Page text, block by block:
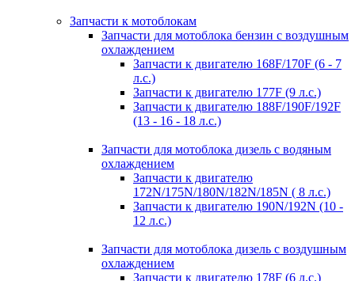
Запчасти к мотоблокам
Запчасти для мотоблока бензин с воздушным
охлаждением
Запчасти к двигателю 168F/170F (6 - 7
л.с.)
Запчасти к двигателю 177F (9 л.с.)
Запчасти к двигателю 188F/190F/192F
(13 - 16 - 18 л.с.)
Запчасти для мотоблока дизель с водяным
охлаждением
Запчасти к двигателю
172N/175N/180N/182N/185N ( 8 л.с.)
Запчасти к двигателю 190N/192N (10 -
12 л.с.)
Запчасти для мотоблока дизель с воздушным
охлаждением
Запчасти к двигателю 178F (6 л.с.)